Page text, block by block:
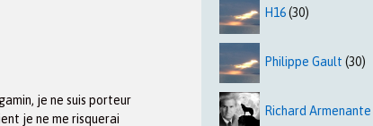
je ne suis porteur
je ne me risquerai
H16(30)
Philippe Gault (30)
Richard Armenante